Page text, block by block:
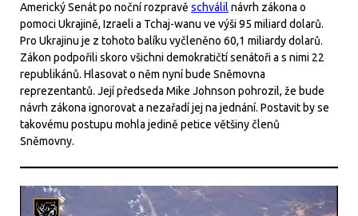
Americký Senát po noční rozpravě schválil návrh zákona o
pomoci Ukrajině, Izraeli a Tchaj-wanu ve výši 95 miliard dolarů.
Pro Ukrajinu je z tohoto balíku vyčleněno 60,1 miliardy dolarů.
Zákon podpořili skoro všichni demokratičtí senátoři a s nimi 22
republikánů. Hlasovat o něm nyní bude Sněmovna
reprezentantů. Její předseda Mike Johnson pohrozil, že bude
návrh zákona ignorovat a nezařadí jej na jednání. Postavit by se
takovému postupu mohla jedině petice většiny členů
Sněmovny.